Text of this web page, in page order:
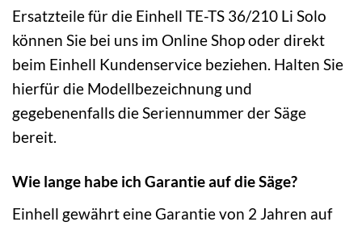
Ersatzteile für die Einhell TE-TS 36/210 Li Solo
können Sie bei uns im Online Shop oder direkt
beim Einhell Kundenservice beziehen. Halten Sie
hierfür die Modellbezeichnung und
gegebenenfalls die Seriennummer der Säge
bereit.
Wie lange habe ich Garantie auf die Säge?
Einhell gewährt eine Garantie von 2 Jahren auf